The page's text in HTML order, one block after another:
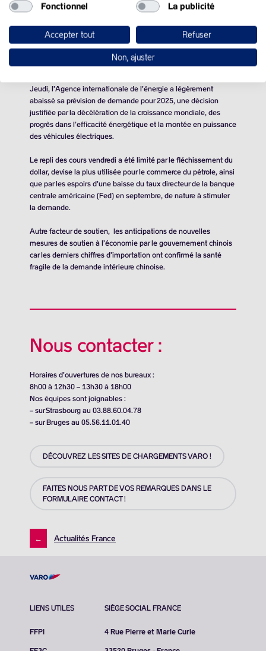
BRENT
entre 3 et 5 dollars le baril.
En outre, les opérateurs observent la croissance de la demande
de brut ralentir progressivement.
Jeudi, l’Agence internationale de l’énergie a légèrement
abaissé sa prévision de demande pour 2025, une décision
justifiée par la décélération de la croissance mondiale, des
progrès dans l’efficacité énergétique et la montée en puissance
des véhicules électriques.
Le repli des cours vendredi a été limité par le fléchissement du
dollar, devise la plus utilisée pour le commerce du pétrole, ainsi
que par les espoirs d’une baisse du taux directeur de la banque
centrale américaine (Fed) en septembre, de nature à stimuler
la demande.
Autre facteur de soutien, les anticipations de nouvelles
mesures de soutien à l’économie par le gouvernement chinois
car les derniers chiffres d’importation ont confirmé la santé
fragile de la demande intérieure chinoise.
Nous contacter :
Horaires d’ouvertures de nos bureaux :
8h00 à 12h30 – 13h30 à 18h00
Nos équipes sont joignables :
– sur Strasbourg au 03.88.60.04.78
– sur Bruges au 05.56.11.01.40
DÉCOUVREZ LES SITES DE CHARGEMENTS VARO !
FAITES NOUS PART DE VOS REMARQUES DANS LE
FORMULAIRE CONTACT !
← Actualités France
LIENS UTILES
FFPI
SIÈGE SOCIAL FRANCE
4 Rue Pierre et Marie Curie
Fonctionnel La publicité
Accepter tout Refuser
Non, ajuster